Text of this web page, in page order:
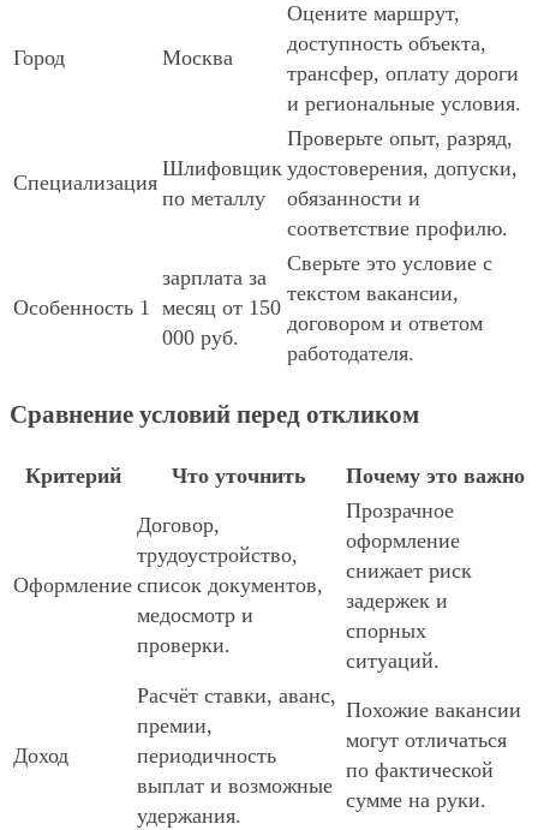
Город Москва
Оцените маршрут,
доступность объекта,
трансфер, оплату дороги
и региональные условия.
Специализация
Шлифовщик
по металлу
Проверьте опыт, разряд,
удостоверения, допуски,
обязанности и
соответствие профилю.
Особенность 1
зарплата за
месяц от 150
000 руб.
Сверьте это условие с
текстом вакансии,
договором и ответом
работодателя.
Сравнение условий перед откликом
Критерий Что уточнить Почему это важно
Оформление
Договор,
трудоустройство,
список документов,
медосмотр и
проверки.
Прозрачное
оформление
снижает риск
задержек и
спорных
ситуаций.
Доход
Расчёт ставки, аванс,
премии,
периодичность
выплат и возможные
удержания.
Похожие вакансии
могут отличаться
по фактической
сумме на руки.